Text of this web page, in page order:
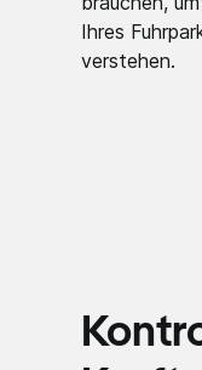
Ihres
verstehen.